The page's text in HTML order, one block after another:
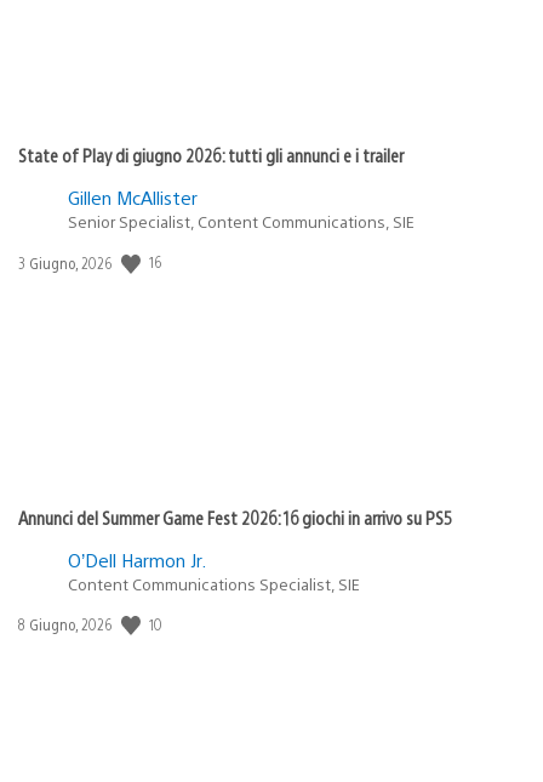
State of Play di giugno 2026: tutti gli annunci e i trailer
Gillen McAllister
Senior Specialist, Content Communications, SIE
Data
3 Giugno, 2026 16
Annunci del Summer Game Fest 2026: 16 giochi in arrivo su PS5
O’Dell Harmon Jr.
Content Communications Specialist, SIE
Data
8 Giugno, 2026 10